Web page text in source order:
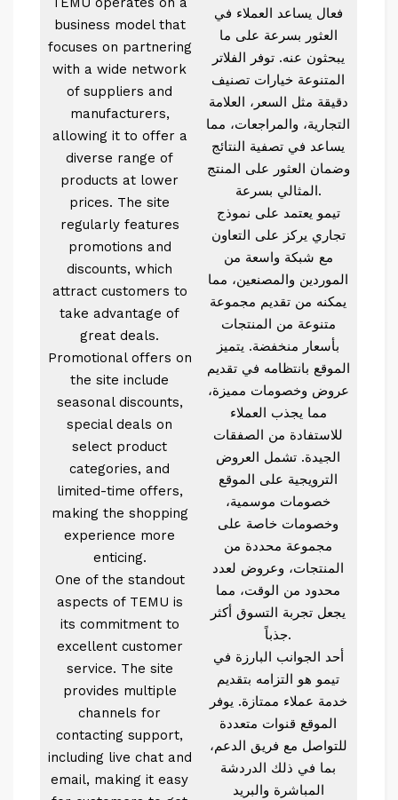
business model that
focuses on partnering
with a wide network
of suppliers and
manufacturers,
allowing it to offer a
diverse range of
products at lower
prices. The site
regularly features
promotions and
discounts, which
attract customers to
take advantage of
great deals.
Promotional offers on
the site include
seasonal discounts,
special deals on
select product
categories, and
limited-time offers,
making the shopping
experience more
enticing.
One of the standout
aspects of TEMU is
its commitment to
excellent customer
service. The site
provides multiple
channels for
contacting support,
including live chat and
email, making it easy
فعال يساعد العملاء في
العثور بسرعة على ما
يبحثون عنه. توفر الفلاتر
المتنوعة خيارات تصنيف
دقيقة مثل السعر، العلامة
التجارية، والمراجعات، مما
يساعد في تصفية النتائج
وضمان العثور على المنتج
المثالي بسرعة.
تيمو يعتمد على نموذج
تجاري يركز على التعاون
مع شبكة واسعة من
الموردين والمصنعين، مما
يمكنه من تقديم مجموعة
متنوعة من المنتجات
بأسعار منخفضة. يتميز
الموقع بانتظامه في تقديم
عروض وخصومات مميزة،
مما يجذب العملاء
للاستفادة من الصفقات
الجيدة. تشمل العروض
الترويجية على الموقع
خصومات موسمية،
وخصومات خاصة على
مجموعة محددة من
المنتجات، وعروض لعدد
محدود من الوقت، مما
يجعل تجربة التسوق أكثر
جذباً.
أحد الجوانب البارزة في
تيمو هو التزامه بتقديم
خدمة عملاء ممتازة. يوفر
الموقع قنوات متعددة
للتواصل مع فريق الدعم،
بما في ذلك الدردشة
المباشرة والبريد